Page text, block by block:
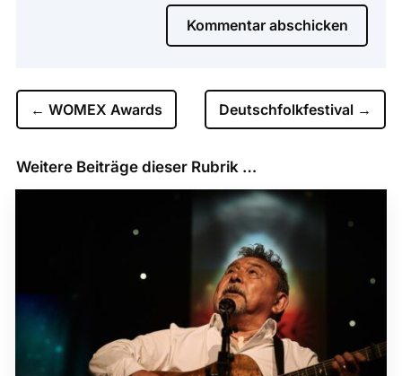
Kommentar abschicken
← WOMEX Awards Deutschfolkfestival →
Weitere Beiträge dieser Rubrik …